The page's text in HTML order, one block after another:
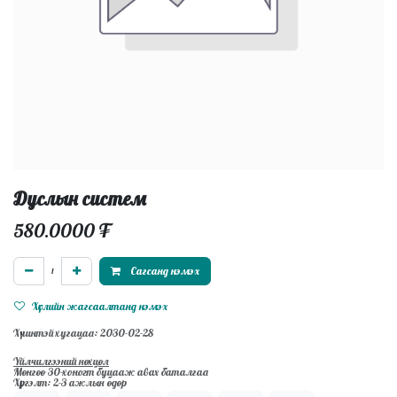
Дуслын систем
580.0000₮
Сагсанд нэмэх
Хүслийн жагсаалтанд нэмэх
Хүчинтэй хугацаа: 2030-02-28
Үйлчилгээний нөхцөл
Мөнгөө 30-хоногт буцааж авах баталгаа
Хүргэлт: 2-3 ажлын өдөр